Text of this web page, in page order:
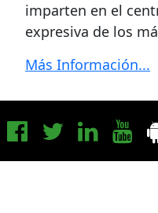
imparten en el
expresiva de los
Más Información...